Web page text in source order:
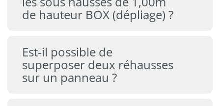
de hauteur BOX (dépliage) ?
Est-il possible de
superposer deux réhausses
sur un panneau ?